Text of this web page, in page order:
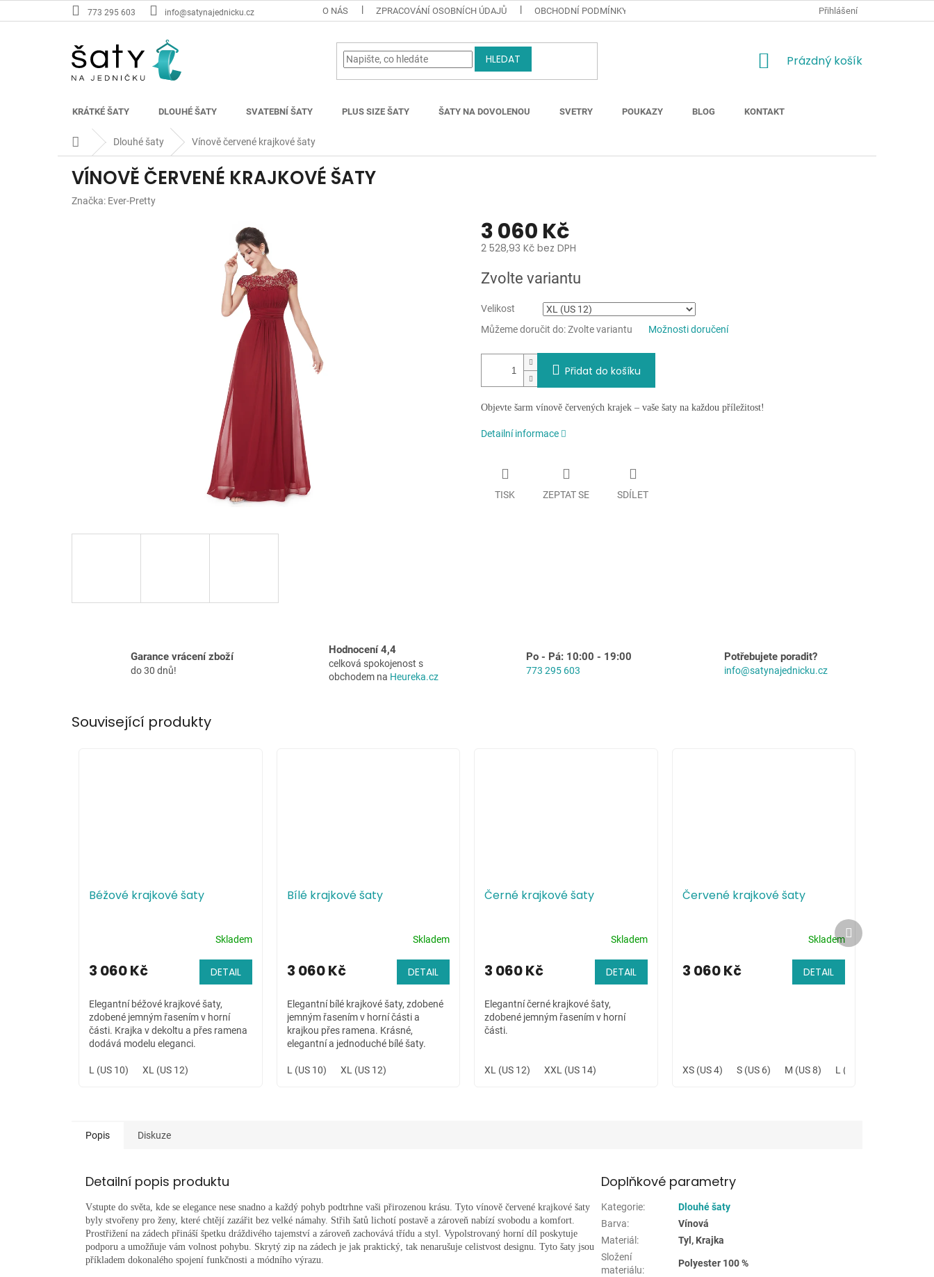
na
773 295 603 info@satynajednicku.cz O NÁS ZPRACOVÁNÍ OSOBNÍCH ÚDAJŮ OBCHODNÍ PODMÍNKY MOŽNOSTI DOPRAVY ZBOŽÍ
Přihlášení
HLEDAT
NÁKUPNÍ
Prázdný košík
KRÁTKÉ ŠATY DLOUHÉ ŠATY SVATEBNÍ ŠATY PLUS SIZE ŠATY ŠATY NA DOVOLENOU SVETRY POUKAZY BLOG KONTAKT
Domů Dlouhé šaty Vínově červené krajkové šaty
VÍNOVĚ ČERVENÉ KRAJKOVÉ ŠATY
Značka: Ever-Pretty
3 060 Kč
2 528,93 Kč bez DPH
cena:
Zvolte variantu
Velikost
Můžeme doručit do:Zvolte variantu Možnosti doručení
Přidat do košíku
Objevte šarm vínově červených krajek – vaše šaty na každou příležitost!
Detailní informace
TISK ZEPTAT SE SDÍLET
Garance vrácení zboží
do 30 dnů!
Hodnocení 4,4
celková spokojenost s
obchodem na Heureka.cz
Po - Pá: 10:00 - 19:00
773 295 603
Potřebujete poradit?
info@satynajednicku.cz
Související produkty
Béžové krajkové šaty
Skladem
3 060 Kč DETAIL
Elegantní béžové krajkové šaty,
zdobené jemným řasením v horní
části. Krajka v dekoltu a přes ramena
dodává modelu eleganci.
L (US 10) XL (US 12)
Bílé krajkové šaty
Skladem
3 060 Kč DETAIL
Elegantní bílé krajkové šaty, zdobené
jemným řasením v horní části a
krajkou přes ramena. Krásné,
elegantní a jednoduché bílé šaty.
L (US 10) XL (US 12)
Černé krajkové šaty
Skladem
3 060 Kč DETAIL
Elegantní černé krajkové šaty,
zdobené jemným řasením v horní
části.
XL (US 12) XXL (US 14)
Červené krajkové šaty
Skladem
3 060 Kč DETAIL
XS (US 4) S (US 6) M (US 8) L (US 10)
Další
produkt
Popis Diskuze
Detailní popis produktu
Vstupte do světa, kde se elegance nese snadno a každý pohyb podtrhne vaši přirozenou krásu. Tyto vínově červené krajkové šaty
byly stvořeny pro ženy, které chtějí zazářit bez velké námahy. Střih šatů lichotí postavě a zároveň nabízí svobodu a komfort.
Prostřižení na zádech přináší špetku dráždivého tajemství a zároveň zachovává třídu a styl. Vypolstrovaný horní díl poskytuje
podporu a umožňuje vám volnost pohybu. Skrytý zip na zádech je jak praktický, tak nenarušuje celistvost designu. Tyto šaty jsou
příkladem dokonalého spojení funkčnosti a módního výrazu.
Doplňkové parametry
Kategorie:
Dlouhé šaty
Barva:
Vínová
Materiál :
Tyl, Krajka
Složení
materiálu:
Polyester 100 %